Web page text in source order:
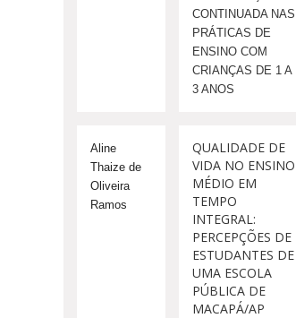
CONTINUADA NAS
PRÁTICAS DE
ENSINO COM
CRIANÇAS DE 1 A
3 ANOS
Aline
Thaize de
Oliveira
Ramos
QUALIDADE DE
VIDA NO ENSINO
MÉDIO EM
TEMPO
INTEGRAL:
PERCEPÇÕES DE
ESTUDANTES DE
UMA ESCOLA
PÚBLICA DE
MACAPÁ/AP